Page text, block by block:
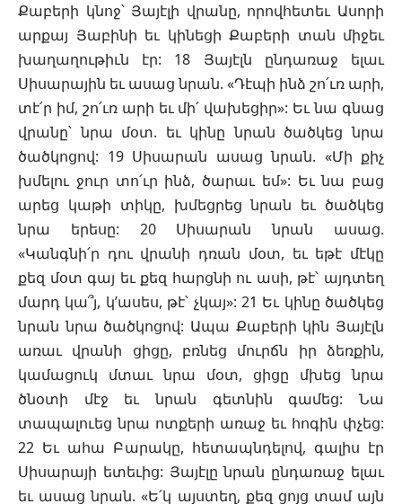
Քաբերի կնոջ՝ Յայէլի վրանը, որովհետեւ Ասորի
արքայ Յաբինի եւ կինեցի Քաբերի տան միջեւ
խաղաղութիւն էր: 18 Յայէլն ընդառաջ ելաւ
Սիսարային եւ ասաց նրան. «Դէպի ինձ շո՛ւռ արի,
տէ՛ր իմ, շո՛ւռ արի եւ մի՛ վախեցիր»: Եւ նա գնաց
վրանը՝ նրա մօտ. եւ կինը նրան ծածկեց նրա
ծածկոցով: 19 Սիսարան ասաց նրան. «Մի քիչ
խմելու ջուր տո՛ւր ինձ, ծարաւ եմ»: Եւ նա բաց
արեց կաթի տիկը, խմեցրեց նրան եւ ծածկեց
նրա երեսը: 20 Սիսարան նրան ասաց.
«Կանգնի՛ր դու վրանի դռան մօտ, եւ եթէ մէկը
քեզ մօտ գայ եւ քեզ հարցնի ու ասի, թէ՝ այդտեղ
մարդ կա՞յ, կ’ասես, թէ՝ չկայ»: 21 Եւ կինը ծածկեց
նրան նրա ծածկոցով: Ապա Քաբերի կին Յայէլն
առաւ վրանի ցիցը, բռնեց մուրճն իր ձեռքին,
կամացուկ մտաւ նրա մօտ, ցիցը մխեց նրա
ծնօտի մէջ եւ նրան գետնին գամեց: Նա
տապալուեց նրա ոտքերի առաջ եւ հոգին փչեց:
22 Եւ ահա Բարակը, հետապնդելով, գալիս էր
Սիսարայի ետեւից: Յայէլը նրան ընդառաջ ելաւ
եւ ասաց նրան. «Ե՛կ այստեղ, քեզ ցոյց տամ այն